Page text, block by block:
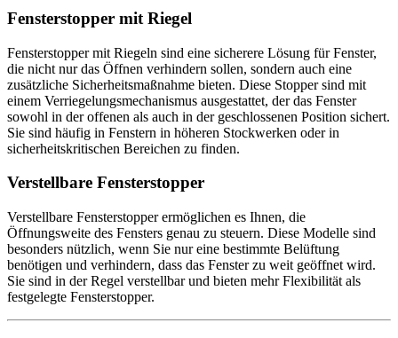
Fensterstopper mit Riegel
Fensterstopper mit Riegeln sind eine sicherere Lösung für Fenster,
die nicht nur das Öffnen verhindern sollen, sondern auch eine
zusätzliche Sicherheitsmaßnahme bieten. Diese Stopper sind mit
einem Verriegelungsmechanismus ausgestattet, der das Fenster
sowohl in der offenen als auch in der geschlossenen Position sichert.
Sie sind häufig in Fenstern in höheren Stockwerken oder in
sicherheitskritischen Bereichen zu finden.
Verstellbare Fensterstopper
Verstellbare Fensterstopper ermöglichen es Ihnen, die
Öffnungsweite des Fensters genau zu steuern. Diese Modelle sind
besonders nützlich, wenn Sie nur eine bestimmte Belüftung
benötigen und verhindern, dass das Fenster zu weit geöffnet wird.
Sie sind in der Regel verstellbar und bieten mehr Flexibilität als
festgelegte Fensterstopper.